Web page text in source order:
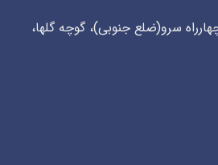
سرو(ضلع جنوبی)، گوچه گلها،